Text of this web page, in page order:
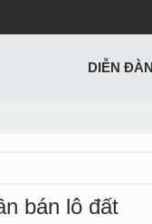
bán lô đất
DIỄN ĐÀN